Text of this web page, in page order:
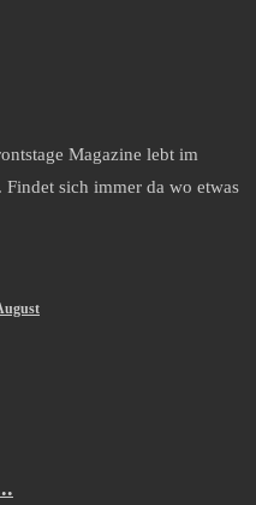
Magazine lebt im
sich immer da wo etwas